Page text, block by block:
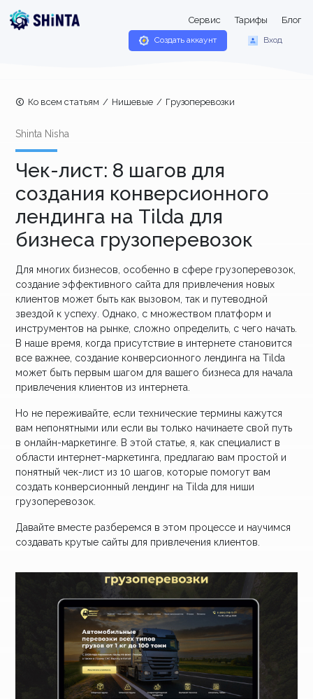
Сервис Тарифы Блог
Создать аккаунт Вход
Ко всем статьям / Нишевые / Грузоперевозки
Shinta Nisha
Чек-лист: 8 шагов для
создания конверсионного
лендинга на Tilda для
бизнеса грузоперевозок
Для многих бизнесов, особенно в сфере грузоперевозок,
создание эффективного сайта для привлечения новых
клиентов может быть как вызовом, так и путеводной
звездой к успеху. Однако, с множеством платформ и
инструментов на рынке, сложно определить, с чего начать.
В наше время, когда присутствие в интернете становится
все важнее, создание конверсионного лендинга на Tilda
может быть первым шагом для вашего бизнеса для начала
привлечения клиентов из интернета.
Но не переживайте, если технические термины кажутся
вам непонятными или если вы только начинаете свой путь
в онлайн-маркетинге. В этой статье, я, как специалист в
области интернет-маркетинга, предлагаю вам простой и
понятный чек-лист из 10 шагов, которые помогут вам
создать конверсионный лендинг на Tilda для ниши
грузоперевозок.
Давайте вместе разберемся в этом процессе и научимся
создавать крутые сайты для привлечения клиентов.